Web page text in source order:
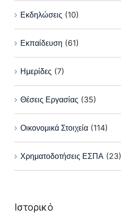
Εκδηλώσεις (10)
Εκπαίδευση (61)
Ημερίδες (7)
Θέσεις Εργασίας (35)
Οικονομικά Στοιχεία (114)
Χρηματοδοτήσεις ΕΣΠΑ (23)
Ιστορικό